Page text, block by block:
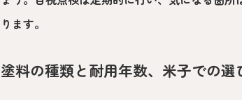
ります。
塗料の種類と耐用年数、米子での選